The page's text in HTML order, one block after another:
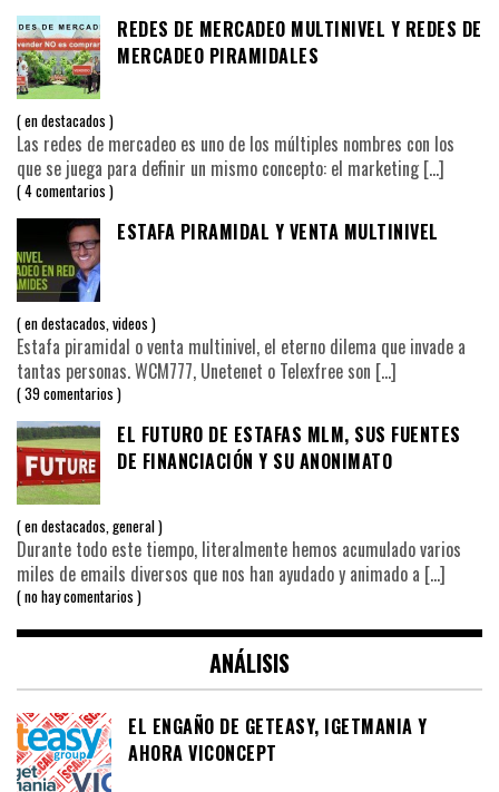
REDES DE MERCADEO MULTINIVEL Y REDES DE
MERCADEO PIRAMIDALES
endestacados
Las redes de mercadeo es uno de los múltiples nombres con los
que se juega para definir un mismo concepto: el marketing[…]
4 comentarios
ESTAFA PIRAMIDAL Y VENTA MULTINIVEL
endestacados videos
Estafa piramidal o venta multinivel, el eterno dilema que invade a
tantas personas. WCM777, Unetenet o Telexfree son […]
39 comentarios
EL FUTURO DE ESTAFAS MLM, SUS FUENTES
DE FINANCIACIÓN Y SU ANONIMATO
endestacados general
Durante todo este tiempo, literalmente hemos acumulado varios
miles de emails diversos que nos han ayudado y animado a […]
no hay comentarios
ANÁLISIS
EL ENGAÑO DE GETEASY, IGETMANIA Y
AHORA VICONCEPT